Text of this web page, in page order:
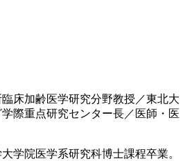
床加齢医学研究分野教授／東北大
際重点研究センター長／医師・医
学院医学系研究科博士課程卒業。